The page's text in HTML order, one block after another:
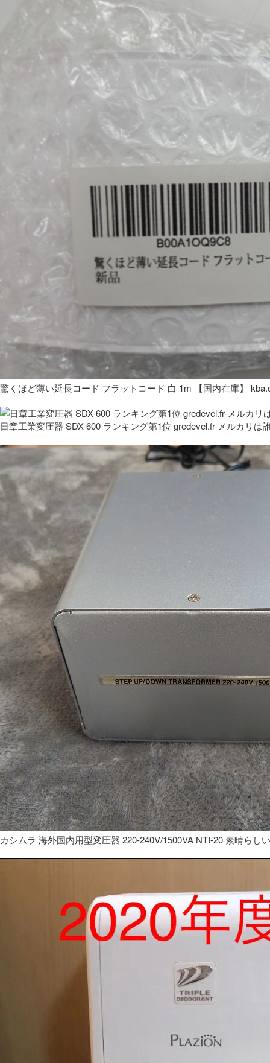
驚くほど薄い延長コード フラットコード 白 1m 【国内在庫】
日章工業変圧器 SDX-600 ランキング第1位 gredevel.fr-メルカリは
カシムラ 海外国内用型変圧器 220-240V/1500VA NTI-20 素晴らし